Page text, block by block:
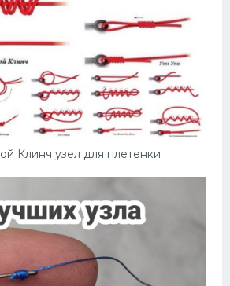
Клинч узел для плетенки